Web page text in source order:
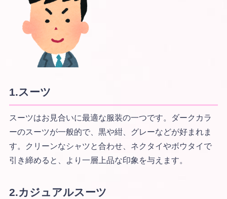
1.スーツ
スーツはお見合いに最適な服装の一つです。ダークカラ
ーのスーツが一般的で、黒や紺、グレーなどが好まれま
す。クリーンなシャツと合わせ、ネクタイやボウタイで
引き締めると、より一層上品な印象を与えます。
2.カジュアルスーツ